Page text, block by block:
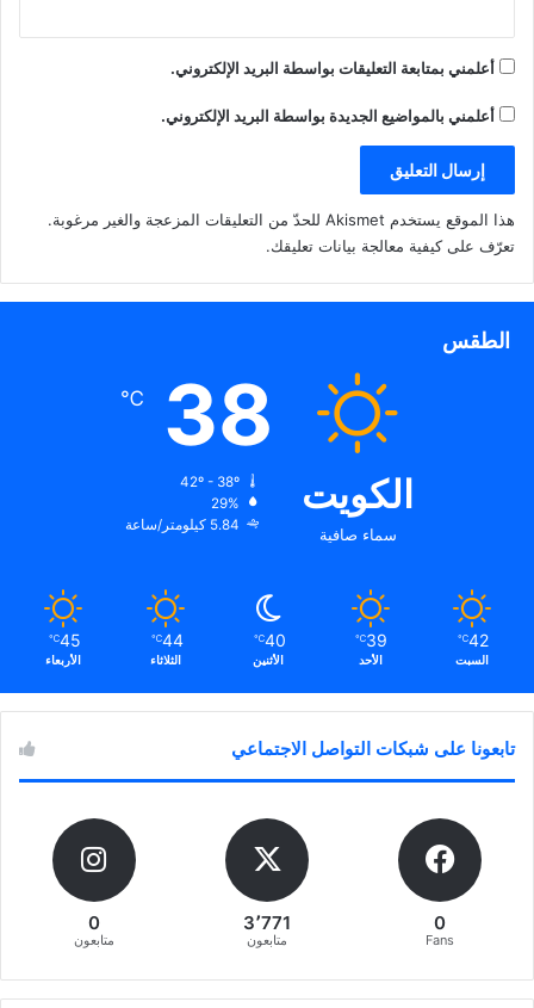
أعلمني بمتابعة التعليقات بواسطة البريد الإلكتروني.
أعلمني بالمواضيع الجديدة بواسطة البريد الإلكتروني.
هذا الموقع يستخدم Akismet للحدّ من التعليقات المزعجة والغير مرغوبة.
تعرّف على كيفية معالجة بيانات تعليقك.
الطقس
الكويت
سماء صافية
38
℃
29%
5.84 كيلومتر/ساعة
42
℃
السبت
39
℃
الأحد
40
℃
الأثنين
44
℃
الثلاثاء
45
℃
الأربعاء
تابعونا على شبكات التواصل الاجتماعي
0
Fans
3٬771
متابعون
0
متابعون